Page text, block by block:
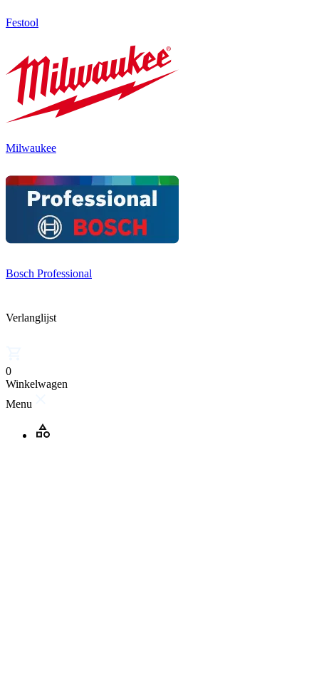
Festool
Milwaukee
Bosch Professional
Verlanglijst
0
Winkelwagen
Menu